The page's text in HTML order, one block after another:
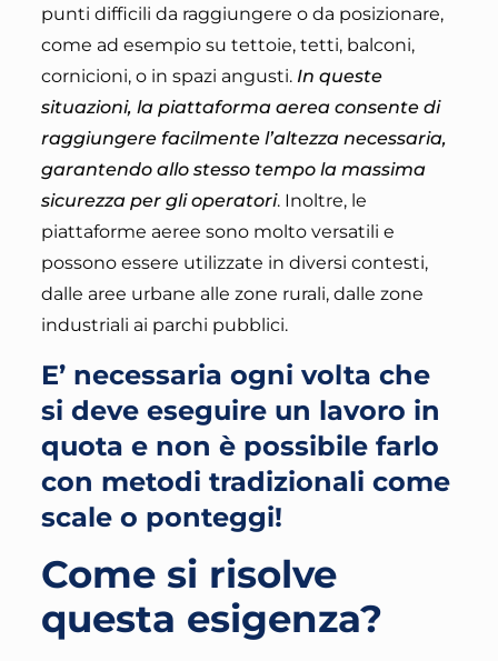
punti difficili da raggiungere o da posizionare,
come ad esempio su tettoie, tetti, balconi,
cornicioni, o in spazi angusti. In queste
situazioni, la piattaforma aerea consente di
raggiungere facilmente l’altezza necessaria,
garantendo allo stesso tempo la massima
sicurezza per gli operatori. Inoltre, le
piattaforme aeree sono molto versatili e
possono essere utilizzate in diversi contesti,
dalle aree urbane alle zone rurali, dalle zone
industriali ai parchi pubblici.
E’ necessaria ogni volta che
si deve eseguire un lavoro in
quota e non è possibile farlo
con metodi tradizionali come
scale o ponteggi!
Come si risolve
questa esigenza?